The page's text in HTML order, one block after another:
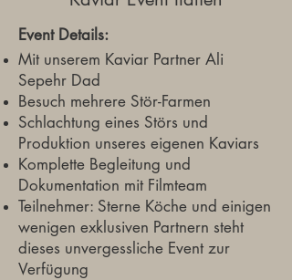
Event Details:
Mit unserem Kaviar Partner Ali
Sepehr Dad
Besuch mehrere Stör-Farmen
Schlachtung eines Störs und
Produktion unseres eigenen Kaviars
Komplette Begleitung und
Dokumentation mit Filmteam
Teilnehmer: Sterne Köche und einigen
wenigen exklusiven Partnern steht
dieses unvergessliche Event zur
Verfügung